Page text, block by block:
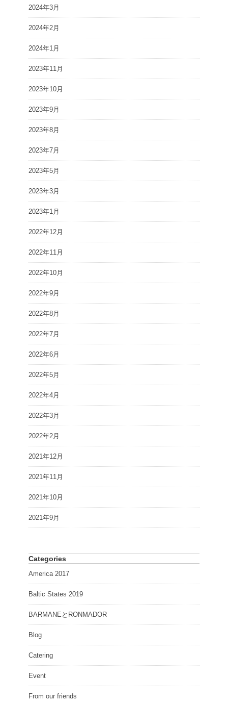
2024年3月
2024年2月
2024年1月
2023年11月
2023年10月
2023年9月
2023年8月
2023年7月
2023年5月
2023年3月
2023年1月
2022年12月
2022年11月
2022年10月
2022年9月
2022年8月
2022年7月
2022年6月
2022年5月
2022年4月
2022年3月
2022年2月
2021年12月
2021年11月
2021年10月
2021年9月
Categories
America 2017
Baltic States 2019
BARMANEとRONMADOR
Blog
Catering
Event
From our friends